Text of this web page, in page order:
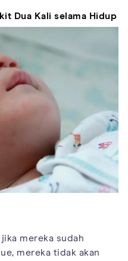
Dua Kali selama Hidup
mereka sudah
mereka tidak akan